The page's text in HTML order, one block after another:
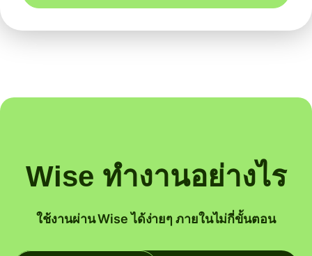
Wise ทำงานอย่างไร
ใช้งานผ่าน Wise ได้ง่ายๆ ภายในไม่กี่ขั้นตอน